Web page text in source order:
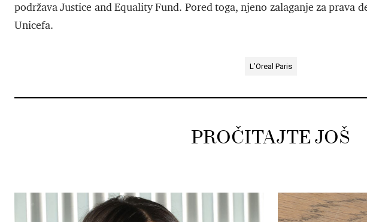
podržava Justice and Equality Fund. Pored toga, njeno zalaganje za prava
Unicefa.
L’Oreal Paris
PROČITAJTE JOŠ